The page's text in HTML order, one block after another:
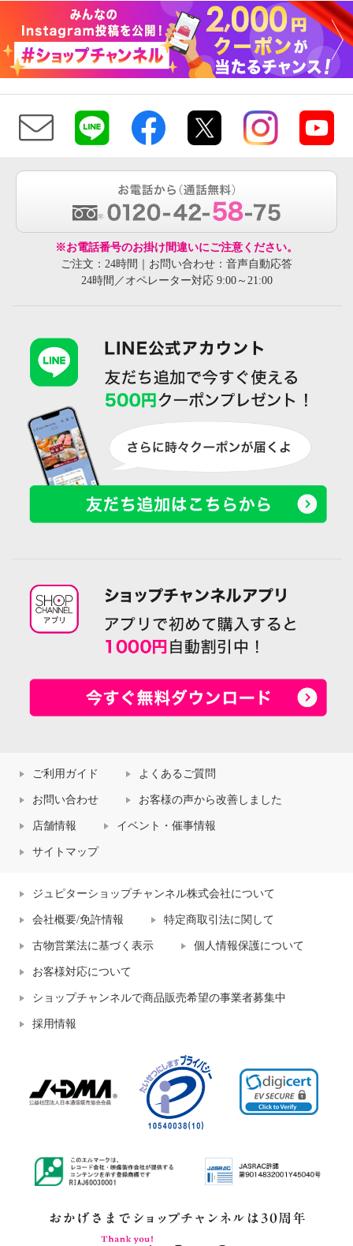
※お電話番号のお掛け間違いにご注意ください。
ご注文：24時間｜お問い合わせ：音声自動応答
24時間／オペレーター対応 9:00～21:00
ご利用ガイド よくあるご質問
お問い合わせ お客様の声から改善しました
店舗情報 イベント・催事情報
サイトマップ
ジュピターショップチャンネル株式会社について
会社概要/免許情報 特定商取引法に関して
古物営業法に基づく表示 個人情報保護について
お客様対応について
ショップチャンネルで商品販売希望の事業者募集中
採用情報